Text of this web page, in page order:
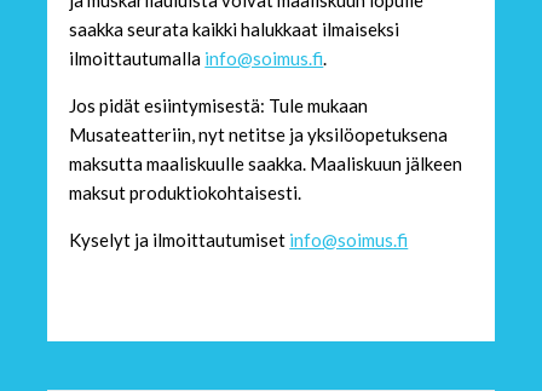
saakka seurata kaikki halukkaat ilmaiseksi
ilmoittautumalla info@soimus.fi
Jos pidät esiintymisestä: Tule mukaan
Musateatteriin, nyt netitse ja yksilöopetuksena
maksutta maaliskuulle saakka. Maaliskuun jälkeen
maksut produktiokohtaisesti.
Kyselyt ja ilmoittautumiset info@soimus.fi